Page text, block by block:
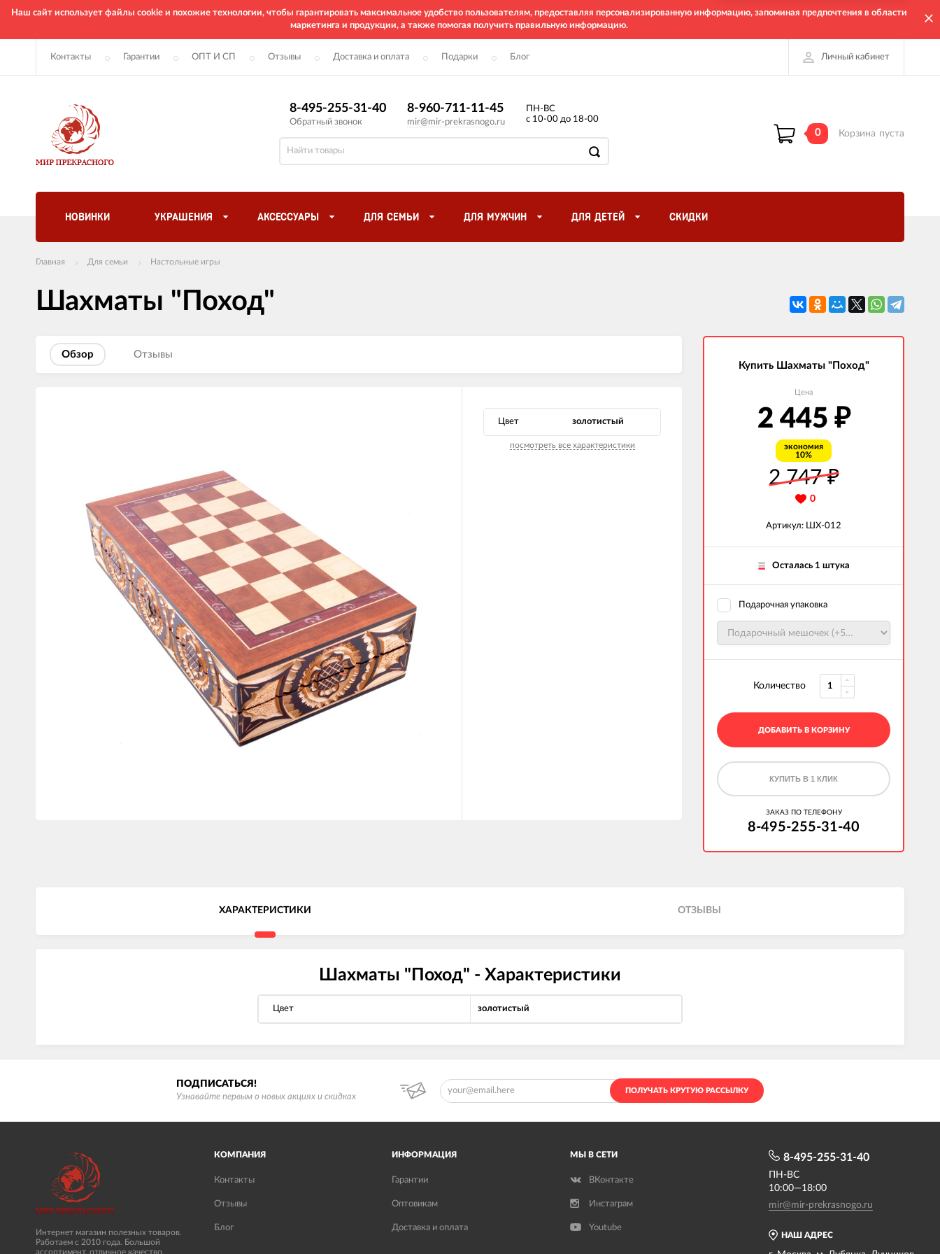
Наш сайт использует файлы cookie и похожие технологии, чтобы гарантировать максимальное удобство пользователям, предоставляя персонализированную информацию, запоминая предпочтения в области
маркетинга и продукции, а также помогая получить правильную информацию.
Контакты Гарантии ОПТ И СП Отзывы Доставка и оплата Подарки Блог Личный кабинет
8-495-255-31-40
Обратный звонок
8-960-711-11-45
mir@mir-prekrasnogo.ru
ПН-ВС
с 10-00 до 18-00
0 Корзина пуста
НОВИНКИ УКРАШЕНИЯ АКСЕССУАРЫ ДЛЯ СЕМЬИ ДЛЯ МУЖЧИН ДЛЯ ДЕТЕЙ СКИДКИ
Главная Для семьи Настольные игры
Шахматы "Поход"
Обзор Отзывы
Цвет золотистый
посмотреть все характеристики
Купить Шахматы "Поход"
Цена
2 445 ₽
экономия
10%
2 747₽
0
Артикул: ШХ-012
Осталась 1 штука
Подарочная упаковка
Количество
ДОБАВИТЬ В КОРЗИНУ
КУПИТЬ В 1 КЛИК
ЗАКАЗ ПО ТЕЛЕФОНУ
8-495-255-31-40
ХАРАКТЕРИСТИКИ ОТЗЫВЫ
Шахматы "Поход" - Характеристики
Цвет золотистый
ПОДПИСАТЬСЯ!
Узнавайте первым о новых акциях и скидках
ПОЛУЧАТЬ КРУТУЮ РАССЫЛКУ
Интернет магазин полезных товаров.
Работаем с 2010 года. Большой
ассортимент, отличное качество,
КОМПАНИЯ
Контакты
Отзывы
Блог
ИНФОРМАЦИЯ
Гарантии
Оптовикам
Доставка и оплата
МЫ В СЕТИ
ВКонтакте
Инстаграм
Youtube
НАШ АДРЕС
8-495-255-31-40
ПН-ВС
10:00—18:00
mir@mir-prekrasnogo.ru